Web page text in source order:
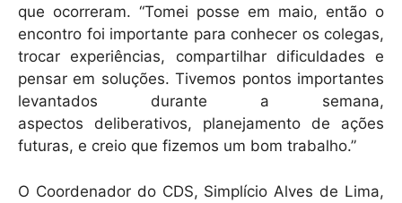
que ocorreram. “Tomei posse em maio, então o
encontro foi importante para conhecer os colegas,
trocar experiências, compartilhar dificuldades e
pensar em soluções. Tivemos pontos importantes
levantados durante a semana,
aspectos deliberativos, planejamento de ações
futuras, e creio que fizemos um bom trabalho.”
O Coordenador do CDS, Simplício Alves de Lima,